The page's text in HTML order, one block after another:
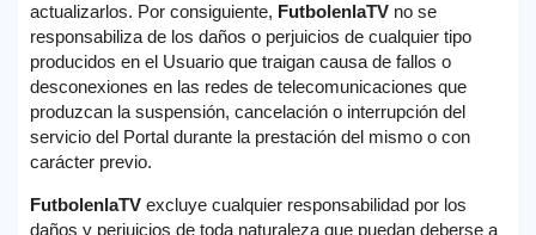
actualizarlos. Por consiguiente, FutbolenlaTV no se
responsabiliza de los daños o perjuicios de cualquier tipo
producidos en el Usuario que traigan causa de fallos o
desconexiones en las redes de telecomunicaciones que
produzcan la suspensión, cancelación o interrupción del
servicio del Portal durante la prestación del mismo o con
carácter previo.
FutbolenlaTV excluye cualquier responsabilidad por los
daños y perjuicios de toda naturaleza que puedan deberse a